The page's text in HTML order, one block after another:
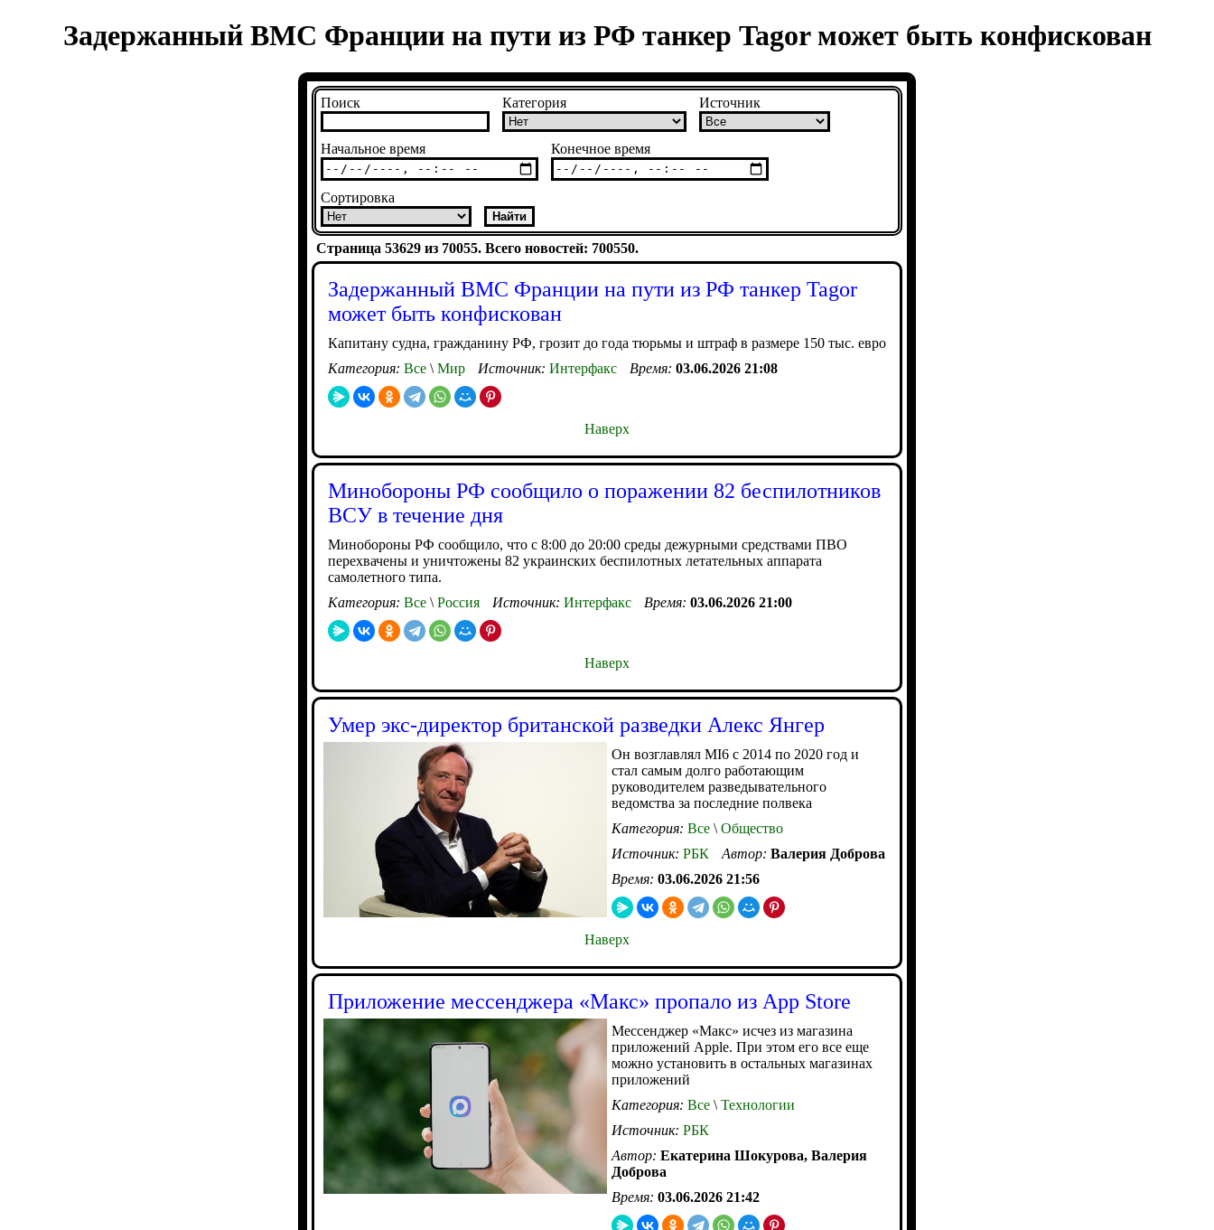
Задержанный ВМС Франции на пути из РФ танкер Tagor может быть конфискован
Поиск Категория Источник
Начальное время Конечное время
Сортировка
Страница 53629 из 70055. Всего новостей: 700550.
Задержанный ВМС Франции на пути из РФ танкер Tagor
может быть конфискован
Капитану судна, гражданину РФ, грозит до года тюрьмы и штраф в размере 150 тыс. евро
Категория: Все \ Мир Источник: Интерфакс Время: 03.06.2026 21:08
Наверх
Минобороны РФ сообщило о поражении 82 беспилотников
ВСУ в течение дня
Минобороны РФ сообщило, что с 8:00 до 20:00 среды дежурными средствами ПВО
перехвачены и уничтожены 82 украинских беспилотных летательных аппарата
самолетного типа.
Категория: Все \ Россия Источник: Интерфакс Время: 03.06.2026 21:00
Наверх
Умер экс-директор британской разведки Алекс Янгер
Он возглавлял MI6 с 2014 по 2020 год и
стал самым долго работающим
руководителем разведывательного
ведомства за последние полвека
Категория: Все \ Общество
Источник: РБК Автор: Валерия Доброва
Время: 03.06.2026 21:56
Наверх
Приложение мессенджера «Макс» пропало из App Store
Мессенджер «Макс» исчез из магазина
приложений Apple. При этом его все еще
можно установить в остальных магазинах
приложений
Категория: Все \ Технологии
Источник: РБК
Автор: Екатерина Шокурова, Валерия
Доброва
Время: 03.06.2026 21:42